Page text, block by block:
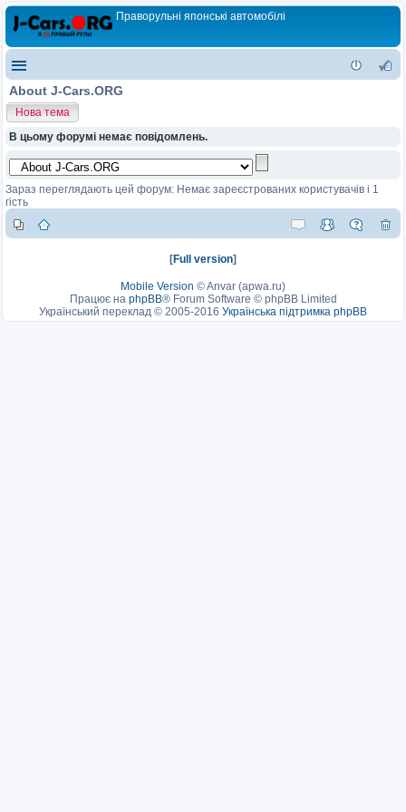
Праворульні японські автомобілі
About J-Cars.ORG
Нова тема
В цьому форумі немає повідомлень.
Зараз переглядають цей форум: Немає зареєстрованих користувачів і 1
гість
[Full version]
Mobile Version ©Anvar (apwa.ru)
Працює на phpBB® Forum Software © phpBB Limited
Український переклад © 2005-2016 Українська підтримка phpBB